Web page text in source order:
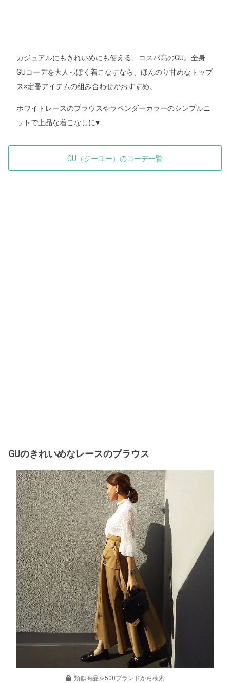
カジュアルにもきれいめにも使える、コスパ高のGU。全身
GUコーデを大人っぽく着こなすなら、ほんのり甘めなトップ
ス×定番アイテムの組み合わせがおすすめ。
ホワイトレースのブラウスやラベンダーカラーのシンプルニ
ットで上品な着こなしに♥
GU（ジーユー）のコーデ一覧
GUのきれいめなレースのブラウス
類似商品を500ブランドから検索